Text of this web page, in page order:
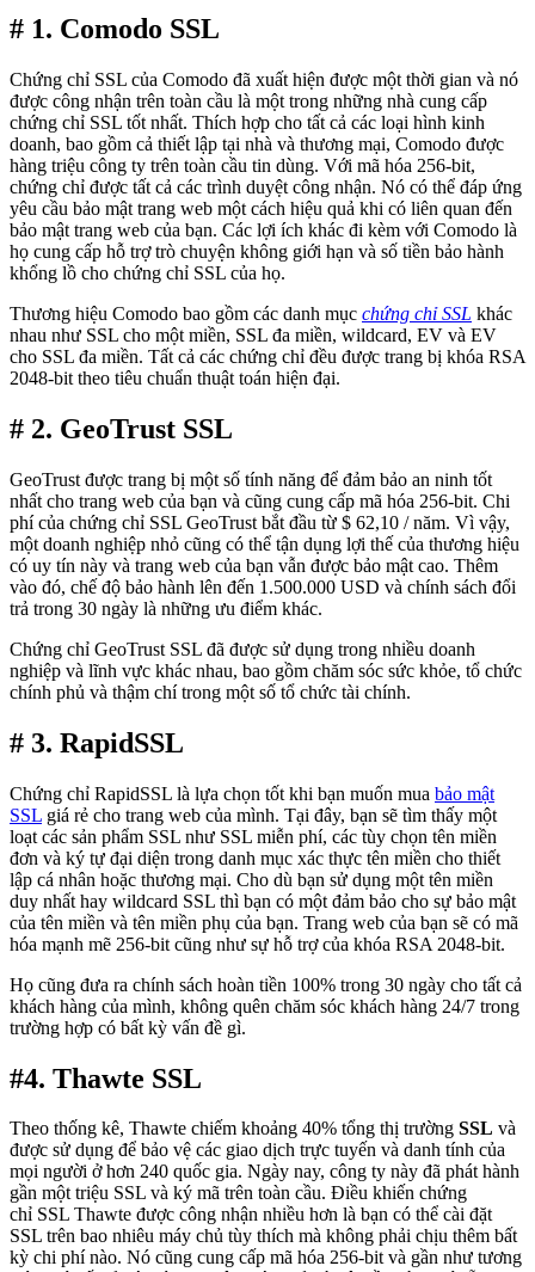
# 1. Comodo SSL
Chứng chỉ SSL của Comodo đã xuất hiện được một thời gian và nó
được công nhận trên toàn cầu là một trong những nhà cung cấp
chứng chỉ SSL tốt nhất. Thích hợp cho tất cả các loại hình kinh
doanh, bao gồm cả thiết lập tại nhà và thương mại, Comodo được
hàng triệu công ty trên toàn cầu tin dùng. Với mã hóa 256-bit,
chứng chỉ được tất cả các trình duyệt công nhận. Nó có thể đáp ứng
yêu cầu bảo mật trang web một cách hiệu quả khi có liên quan đến
bảo mật trang web của bạn. Các lợi ích khác đi kèm với Comodo là
họ cung cấp hỗ trợ trò chuyện không giới hạn và số tiền bảo hành
khổng lồ cho chứng chỉ SSL của họ.
Thương hiệu Comodo bao gồm các danh mục chứng chỉ SSL khác
nhau như SSL cho một miền, SSL đa miền, wildcard, EV và EV
cho SSL đa miền. Tất cả các chứng chỉ đều được trang bị khóa RSA
2048-bit theo tiêu chuẩn thuật toán hiện đại.
# 2. GeoTrust SSL
GeoTrust được trang bị một số tính năng để đảm bảo an ninh tốt
nhất cho trang web của bạn và cũng cung cấp mã hóa 256-bit. Chi
phí của chứng chỉ SSL GeoTrust bắt đầu từ $ 62,10 / năm. Vì vậy,
một doanh nghiệp nhỏ cũng có thể tận dụng lợi thế của thương hiệu
có uy tín này và trang web của bạn vẫn được bảo mật cao. Thêm
vào đó, chế độ bảo hành lên đến 1.500.000 USD và chính sách đổi
trả trong 30 ngày là những ưu điểm khác.
Chứng chỉ GeoTrust SSL đã được sử dụng trong nhiều doanh
nghiệp và lĩnh vực khác nhau, bao gồm chăm sóc sức khỏe, tổ chức
chính phủ và thậm chí trong một số tổ chức tài chính.
# 3. RapidSSL
Chứng chỉ RapidSSL là lựa chọn tốt khi bạn muốn mua bảo mật
SSL giá rẻ cho trang web của mình. Tại đây, bạn sẽ tìm thấy một
loạt các sản phẩm SSL như SSL miễn phí, các tùy chọn tên miền
đơn và ký tự đại diện trong danh mục xác thực tên miền cho thiết
lập cá nhân hoặc thương mại. Cho dù bạn sử dụng một tên miền
duy nhất hay wildcard SSL thì bạn có một đảm bảo cho sự bảo mật
của tên miền và tên miền phụ của bạn. Trang web của bạn sẽ có mã
hóa mạnh mẽ 256-bit cũng như sự hỗ trợ của khóa RSA 2048-bit.
Họ cũng đưa ra chính sách hoàn tiền 100% trong 30 ngày cho tất cả
khách hàng của mình, không quên chăm sóc khách hàng 24/7 trong
trường hợp có bất kỳ vấn đề gì.
#4. Thawte SSL
Theo thống kê, Thawte chiếm khoảng 40% tổng thị trường SSL và
được sử dụng để bảo vệ các giao dịch trực tuyến và danh tính của
mọi người ở hơn 240 quốc gia. Ngày nay, công ty này đã phát hành
gần một triệu SSL và ký mã trên toàn cầu. Điều khiến chứng
chỉ SSL Thawte được công nhận nhiều hơn là bạn có thể cài đặt
SSL trên bao nhiêu máy chủ tùy thích mà không phải chịu thêm bất
kỳ chi phí nào. Nó cũng cung cấp mã hóa 256-bit và gần như tương